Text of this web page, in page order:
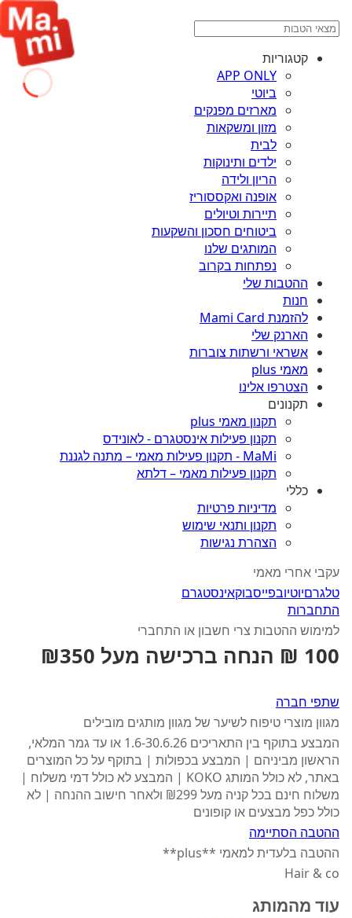
קטגוריות
APP ONLY
ביוטי
מארזים מפנקים
מזון ומשקאות
לבית
ילדים ותינוקות
הריון ולידה
אופנה ואקססוריז
תיירות וטיולים
ביטוחים חסכון והשקעות
המותגים שלנו
נפתחות בקרוב
ההטבות שלי
חנות
להזמנת Mami Card
הארנק שלי
אשראי ורשתות צוברות
מאמי plus
הצטרפו אלינו
תקנונים
תקנון מאמי plus
תקנון פעילות אינסטגרם - לאונידס
MaMi - תקנון פעילות מאמי – מתנה לגננת
תקנון פעילות מאמי – דלתא
כללי
מדיניות פרטיות
תקנון ותנאי שימוש
הצהרת נגישות
עקבי אחרי מאמי
טלגרםיוטיובפייסבוקאינסטגרם
התחברות
למימוש ההטבות צרי חשבון או התחברי
100 ₪ הנחה ברכישה מעל ₪350
שתפי חברה
מגוון מוצרי טיפוח לשיער של מגוון מותגים מובילים
המבצע בתוקף בין התאריכים 1.6-30.6.26 או עד גמר המלאי,
הראשון מביניהם | המבצע בכפולות | בתוקף על כל המוצרים
באתר, לא כולל המותג KOKO | המבצע לא כולל דמי משלוח |
משלוח חינם בכל קניה מעל ₪299 ולאחר חישוב ההנחה | לא
כולל כפל מבצעים או קופונים
ההטבה הסתיימה
ההטבה בלעדית למאמי **plus**
Hair & co
עוד מהמותג